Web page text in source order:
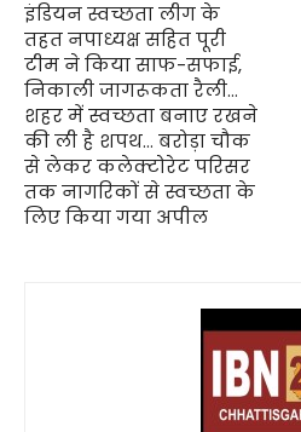
इंडियन स्वच्छता लीग के
तहत नपाध्यक्ष सहित पूरी
टीम ने किया साफ-सफाई,
निकाली जागरूकता रैली…
शहर में स्वच्छता बनाए रखने
की ली है शपथ… बरोड़ा चौक
से लेकर कलेक्टोरेट परिसर
तक नागरिकों से स्वच्छता के
लिए किया गया अपील